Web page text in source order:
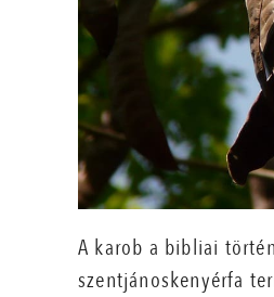
A karob a bibliai
szentjánoskenyérfa